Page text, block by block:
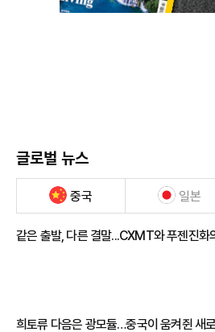
글로벌 뉴스
중국 일본
같은 출발, 다른 결말...CXMT와 푸젠진화
희토류 다음은 광모듈…중국이 움켜쥔 새